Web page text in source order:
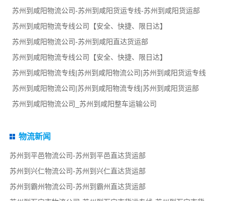
苏州到咸阳物流公司-苏州到咸阳货运专线-苏州到咸阳货运部
苏州到咸阳物流专线公司【安全、快捷、限日达】
苏州到咸阳物流公司-苏州到咸阳直达货运部
苏州到咸阳物流专线公司【安全、快捷、限日达】
苏州到咸阳物流专线|苏州到咸阳物流公司|苏州到咸阳货运专线
苏州到咸阳物流公司|苏州到咸阳物流专线|苏州到咸阳货运部
苏州到咸阳物流公司_苏州到咸阳整车运输公司
物流新闻
苏州到平邑物流公司-苏州到平邑直达货运部
苏州到兴仁物流公司-苏州到兴仁直达货运部
苏州到霸州物流公司-苏州到霸州直达货运部